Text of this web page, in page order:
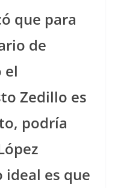
que para
de
el
Zedillo es
podría
es que